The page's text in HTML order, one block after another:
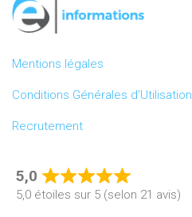
Mentions légales
Conditions Générales d’Utilisation
Recrutement
5,0
Rated
5,0 étoiles sur 5 (selon 21 avis)